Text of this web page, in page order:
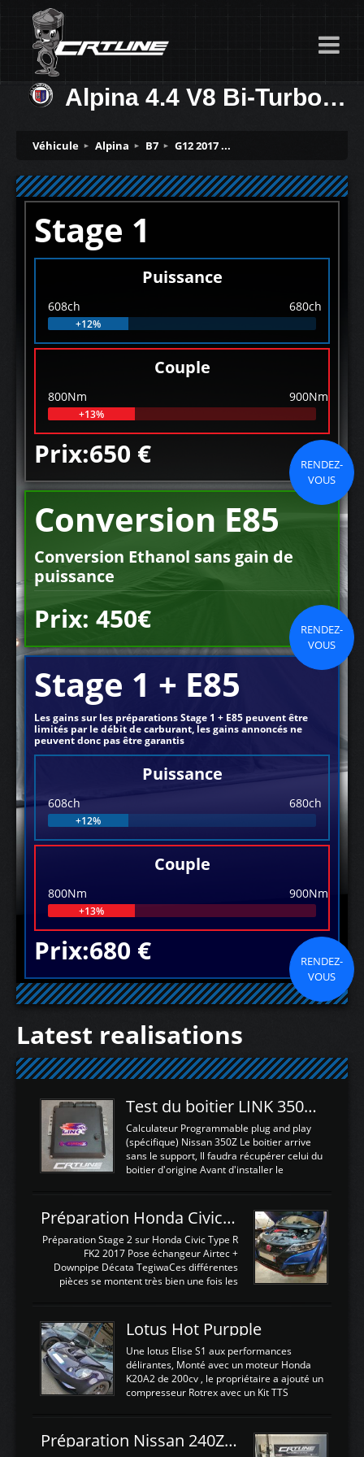
Alpina 4.4 V8 Bi-Turbo 608ch
Véhicule Alpina B7 G12 2017 ...
Stage 1
Puissance
608ch 680ch
+12%
Couple
800Nm 900Nm
+13%
Prix:650 €
RENDEZ-
VOUS
Conversion E85
Conversion Ethanol sans gain de
puissance
Prix: 450€
RENDEZ-
VOUS
Stage 1 + E85
Les gains sur les préparations Stage 1 + E85 peuvent être
limités par le débit de carburant, les gains annoncés ne
peuvent donc pas être garantis
Puissance
608ch 680ch
+12%
Couple
800Nm 900Nm
+13%
Prix:680 €
RENDEZ-
VOUS
Latest realisations
Test du boitier LINK 350Z Plugin ECU
Calculateur Programmable plug and play
(spécifique) Nissan 350Z Le boitier arrive
sans le support, Il faudra récupérer celui du
boitier d'origine Avant d'installer le
d'envoyer l'information de la large bande
dans le boitier. sydney sweeney deepfake
La sortie 0-5V de l'afr sera connectée sur
l'entrée AN Volt 8 et GndAN pour
Analogique, et Volt car l'information est une
tension (Pas une résistance variable d'un
est temps de brancher le ...
Préparation Honda Civic Type R FK2
Préparation Stage 2 sur Honda Civic Type R
FK2 2017 Pose échangeur Airtec +
Downpipe Décata TegiwaCes différentes
pièces se montent très bien une fois les
légere découpe du plastique inferieur,
negénant en rien la structure ou le
fonctionnement du fond plat. Une
reprogrammation Stage 2 est faite sur le
calculateur d'origine. Une alternative
économique au passage sur Hondata
d'origine 310cv et 400Nn , Une fois
reprogrammé et les ...
Lotus Hot Purpple
Une lotus Elise S1 aux performances
délirantes, Monté avec un moteur Honda
K20A2 de 200cv , le propriétaire a ajouté un
compresseur Rotrex avec un Kit TTS
d'augmenter la puissance de son moteur:
un watercooler a été ajouté. 300Cv sans
Préparation Nissan 240Z SR20DET